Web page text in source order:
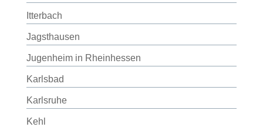
Itterbach
Jagsthausen
Jugenheim in Rheinhessen
Karlsbad
Karlsruhe
Kehl